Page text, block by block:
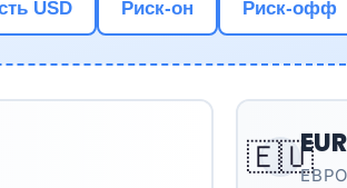
USD Риск-он Риск-офф
🇪🇺EUR
ЕВРО